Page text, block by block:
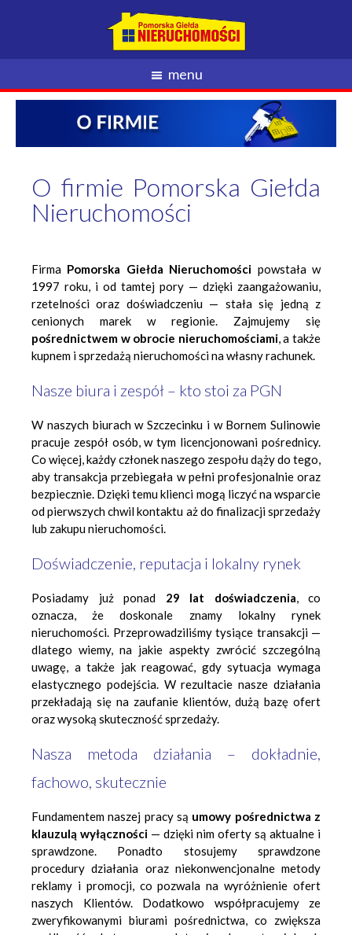
menu
O firmie Pomorska Giełda
Nieruchomości
Firma Pomorska Giełda Nieruchomości powstała w
1997 roku, i od tamtej pory — dzięki zaangażowaniu,
rzetelności oraz doświadczeniu — stała się jedną z
cenionych marek w regionie. Zajmujemy się
pośrednictwem w obrocie nieruchomościami, a także
kupnem i sprzedażą nieruchomości na własny rachunek.
Nasze biura i zespół – kto stoi za PGN
W naszych biurach w Szczecinku i w Bornem Sulinowie
pracuje zespół osób, w tym licencjonowani pośrednicy.
Co więcej, każdy członek naszego zespołu dąży do tego,
aby transakcja przebiegała w pełni profesjonalnie oraz
bezpiecznie. Dzięki temu klienci mogą liczyć na wsparcie
od pierwszych chwil kontaktu aż do finalizacji sprzedaży
lub zakupu nieruchomości.
Doświadczenie, reputacja i lokalny rynek
Posiadamy już ponad 29 lat doświadczenia, co
oznacza, że doskonale znamy lokalny rynek
nieruchomości. Przeprowadziliśmy tysiące transakcji —
dlatego wiemy, na jakie aspekty zwrócić szczególną
uwagę, a także jak reagować, gdy sytuacja wymaga
elastycznego podejścia. W rezultacie nasze działania
przekładają się na zaufanie klientów, dużą bazę ofert
oraz wysoką skuteczność sprzedaży.
Nasza metoda działania – dokładnie,
fachowo, skutecznie
Fundamentem naszej pracy są umowy pośrednictwa z
klauzulą wyłączności — dzięki nim oferty są aktualne i
sprawdzone. Ponadto stosujemy sprawdzone
procedury działania oraz niekonwencjonalne metody
reklamy i promocji, co pozwala na wyróżnienie ofert
naszych Klientów. Dodatkowo współpracujemy ze
zweryfikowanymi biurami pośrednictwa, co zwiększa